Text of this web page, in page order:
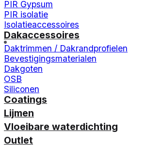
PIR Gypsum
PIR isolatie
Isolatieaccessoires
Dakaccessoires
Daktrimmen / Dakrandprofielen
Bevestigingsmaterialen
Dakgoten
OSB
Siliconen
Coatings
Lijmen
Vloeibare waterdichting
Outlet